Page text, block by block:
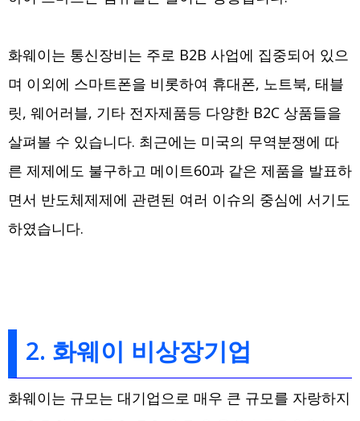
화웨이는 통신장비는 주로 B2B 사업에 집중되어 있으
며 이외에 스마트폰을 비롯하여 휴대폰, 노트북, 태블
릿, 웨어러블, 기타 전자제품등 다양한 B2C 상품들을
살펴볼 수 있습니다. 최근에는 미국의 무역분쟁에 따
른 제제에도 불구하고 메이트60과 같은 제품을 발표하
면서 반도체제제에 관련된 여러 이슈의 중심에 서기도
하였습니다.
2. 화웨이 비상장기업
화웨이는 규모는 대기업으로 매우 큰 규모를 자랑하지